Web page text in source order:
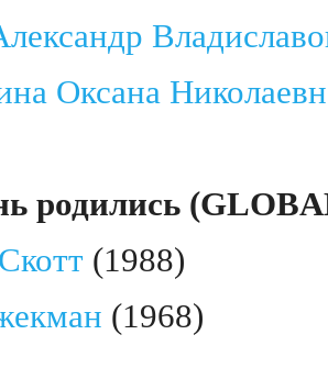
Оксана
родились
(1988)
(1968)